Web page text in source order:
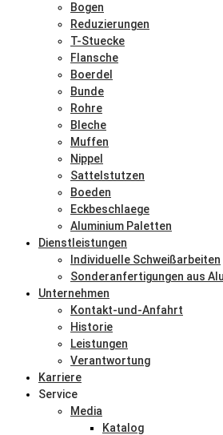
Bogen
Reduzierungen
T-Stuecke
Flansche
Boerdel
Bunde
Rohre
Bleche
Muffen
Nippel
Sattelstutzen
Boeden
Eckbeschlaege
Aluminium Paletten
Dienstleistungen
Individuelle Schweißarbeiten
Sonderanfertigungen aus
Unternehmen
Kontakt-und-Anfahrt
Historie
Leistungen
Verantwortung
Karriere
Service
Media
Katalog